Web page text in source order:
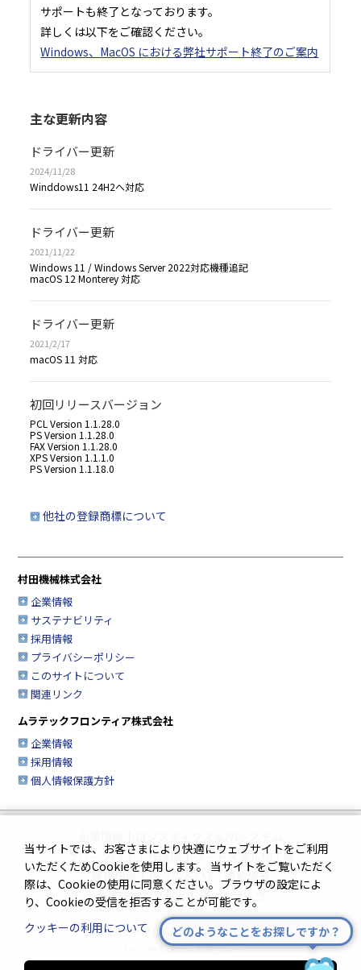
サポートも終了となっております。
詳しくは以下をご確認ください。
Windows、MacOS における弊社サポート終了のご案内
主な更新内容
ドライバー更新
2024/11/28
Winddows11 24H2へ対応
ドライバー更新
2021/11/22
Windows 11 / Windows Server 2022対応機種追記
macOS 12 Monterey 対応
ドライバー更新
2021/2/17
macOS 11 対応
初回リリースバージョン
PCL Version 1.1.28.0
PS Version 1.1.28.0
FAX Version 1.1.28.0
XPS Version 1.1.1.0
PS Version 1.1.18.0
他社の登録商標について
村田機械株式会社
企業情報
サステナビリティ
採用情報
プライバシーポリシー
このサイトについて
関連リンク
ムラテックフロンティア株式会社
企業情報
採用情報
個人情報保護方針
クリーンFA | 工作機械 | シートメタル加工機
繊維機械 | 複合機＆FAX・情報機器
生産管理システム | サイトマップ
プライバシーポリシー | このサイトについて
ソーシャルメディアポリシー
当サイトでは、お客さまにより快適にウェブサイトをご利用
いただくためCookieを使用します。 当サイトをご覧いただく
際は、Cookieの使用に同意ください。ブラウザの設定によ
り、Cookieの受信を拒否することが可能です。
クッキーの利用について
どのようなことをお探しですか？